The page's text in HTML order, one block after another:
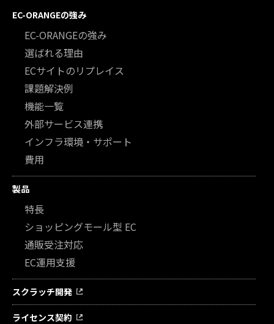
EC-ORANGEの強み
EC-ORANGEの強み
選ばれる理由
ECサイトのリプレイス
課題解決例
機能一覧
外部サービス連携
インフラ環境・サポート
費用
製品
特長
ショッピングモール型 EC
通販受注対応
EC運用支援
スクラッチ開発
ライセンス契約